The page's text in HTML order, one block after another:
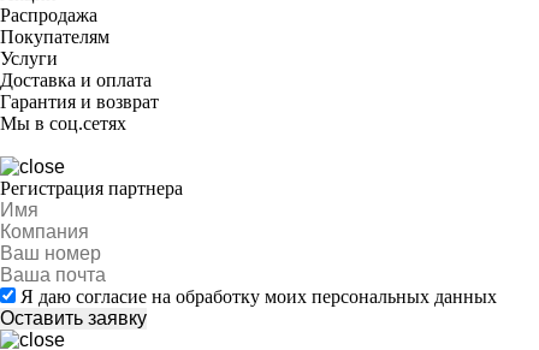
Распродажа
Покупателям
Услуги
Доставка и оплата
Гарантия и возврат
Мы в соц.сетях
Регистрация партнера
Я даю согласие на обработку моих персональных данных